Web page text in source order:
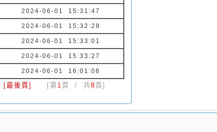
2024-06-01 15:31:47
2024-06-01 15:32:28
2024-06-01 15:33:01
2024-06-01 15:33:27
2024-06-01 16:01:06
[最後頁] [第 1 頁 / 共8 頁]